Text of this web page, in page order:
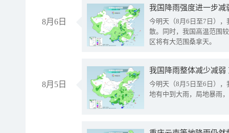
8月6日
今明天（8月6日至7日）
散。同时，我国高温范围
区将有大范围桑拿天。
8月5日
我国降雨整体减少减弱
今明天（8月5日至6日）
地有中到大雨，局地暴雨